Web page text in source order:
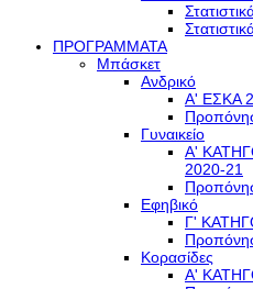
ΠΡΟΓΡΑΜΜΑΤΑ
Μπάσκετ
Ανδρικό
Α' ΕΣΚΑ
Γυναικείο
Α'
2020-21
Εφηβικό
Γ'
Κορασίδες
Α'